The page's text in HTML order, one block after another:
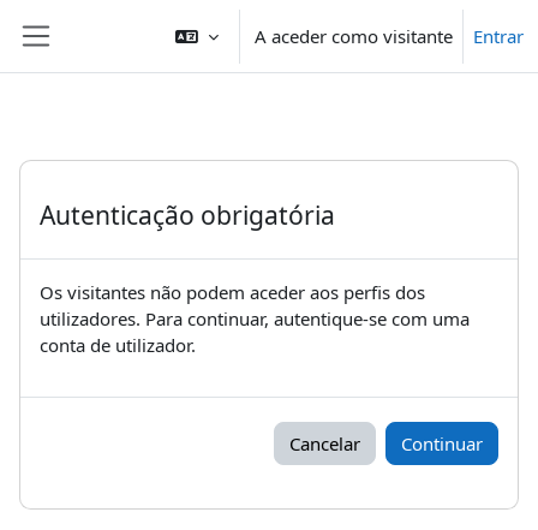
A aceder como visitante Entrar
Autenticação obrigatória
Os visitantes não podem aceder aos perfis dos
utilizadores. Para continuar, autentique-se com uma
conta de utilizador.
Cancelar Continuar